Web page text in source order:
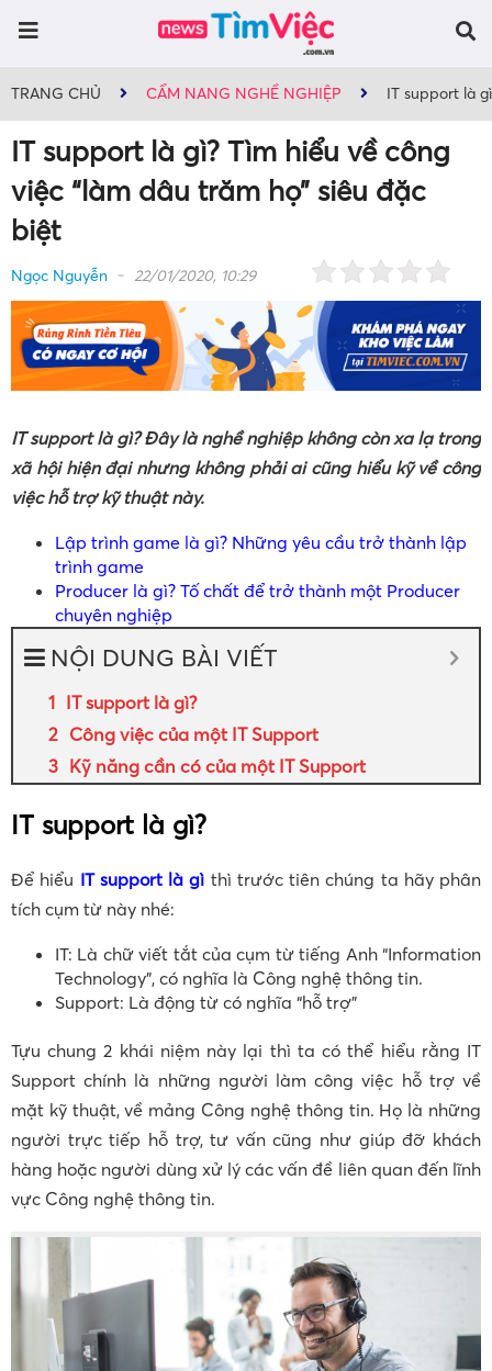
TRANG CHỦ CẨM NANG NGHỀ NGHIỆP IT support là
IT support là gì? Tìm hiểu về công
việc “làm dâu trăm họ” siêu đặc
biệt
Ngọc Nguyễn 22/01/2020, 10:29
IT support là gì? Đây là nghề nghiệp không còn xa lạ trong
xã hội hiện đại nhưng không phải ai cũng hiểu kỹ về công
việc hỗ trợ kỹ thuật này.
Lập trình game là gì? Những yêu cầu trở thành lập
trình game
Producer là gì? Tố chất để trở thành một Producer
chuyên nghiệp
NỘI DUNG BÀI VIẾT
IT support là gì?
Công việc của một IT Support
Kỹ năng cần có của một IT Support
IT support là gì?
Để hiểu IT support là gì thì trước tiên chúng ta hãy phân
tích cụm từ này nhé:
IT: Là chữ viết tắt của cụm từ tiếng Anh “Information
Technology”, có nghĩa là Công nghệ thông tin.
Support: Là động từ có nghĩa “hỗ trợ”
Tựu chung 2 khái niệm này lại thì ta có thể hiểu rằng IT
Support chính là những người làm công việc hỗ trợ về
mặt kỹ thuật, về mảng Công nghệ thông tin. Họ là những
người trực tiếp hỗ trợ, tư vấn cũng như giúp đỡ khách
hàng hoặc người dùng xử lý các vấn đề liên quan đến lĩnh
vực Công nghệ thông tin.